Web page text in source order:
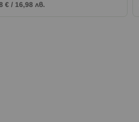
€ / 16,98 лв.